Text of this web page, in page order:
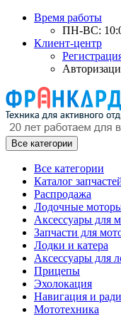
Время работы
ПН-ВС:
Клиент-центр
Все категории
Все категории
Каталог
Распродажа
Лодочные
Аксессуары для
Запчасти для
Лодки и катера
Аксессуары для
Прицепы
Эхолокация
Навигация и
Мототехника